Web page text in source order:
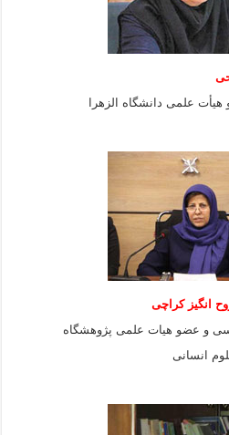
هیأت علمی دانشگاه الزهرا
انگیز کراچی
و عضو هیات علمی پژوهشگاه
انسانی